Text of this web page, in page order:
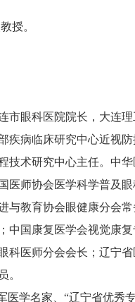
授。
市眼科医院院长，大连
疾病临床研究中心近视
技术研究中心主任。中
医师协会医学科学普及
与教育协会眼健康分会
中国康复医学会视觉康
科医师分会会长；辽宁
。
医学名家、“辽宁省优秀